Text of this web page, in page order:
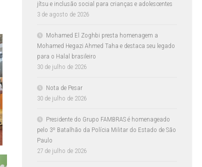
jítsu e inclusão social para crianças e adolescentes
3 de agosto de 2026
Mohamed El Zoghbi presta homenagem a
Mohamed Hegazi Ahmed Taha e destaca seu legado
para o Halal brasileiro
30 de julho de 2026
Nota de Pesar
30 de julho de 2026
Presidente do Grupo FAMBRAS é homenageado
pelo 3º Batalhão da Polícia Militar do Estado de São
Paulo
27 de julho de 2026